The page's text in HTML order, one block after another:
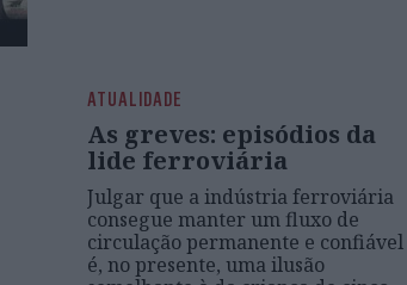
ATUALIDADE
As greves: episódios da
lide ferroviária
Julgar que a indústria ferroviária
consegue manter um fluxo de
circulação permanente e confiável
é, no presente, uma ilusão